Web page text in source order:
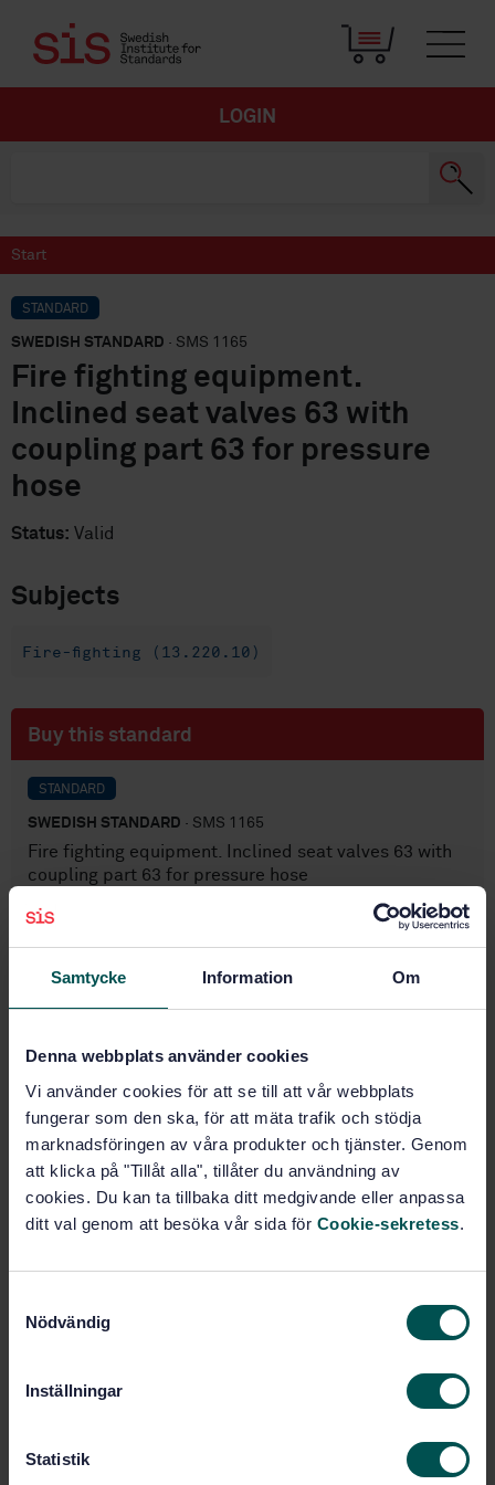
Samtycke Information Om
Denna webbplats använder cookies
Vi använder cookies för att se till att vår webbplats
fungerar som den ska, för att mäta trafik och stödja
marknadsföringen av våra produkter och tjänster. Genom
att klicka på "Tillåt alla", tillåter du användning av
cookies. Du kan ta tillbaka ditt medgivande eller anpassa
ditt val genom att besöka vår sida för Cookie-sekretess.
Nödvändig
Inställningar
Statistik
LOGIN
Start
STANDARD
SWEDISH STANDARD · SMS 1165
Fire fighting equipment.
Inclined seat valves 63 with
coupling part 63 for pressure
hose
Status: Valid
Subjects
Fire-fighting (13.220.10)
Buy this standard
STANDARD
SWEDISH STANDARD · SMS 1165
Fire fighting equipment. Inclined seat valves 63 with
coupling part 63 for pressure hose
Subscribe on standards - Read more
Price:687 SEK
Add to cart
Show more
Product information
Language: Swedish
Article no:
Approved:11/1/1969